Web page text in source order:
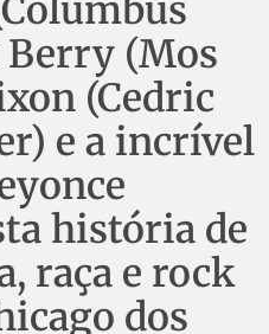
Berry (Mos
(Cedric
e a incrível
história de
raça e rock
dos